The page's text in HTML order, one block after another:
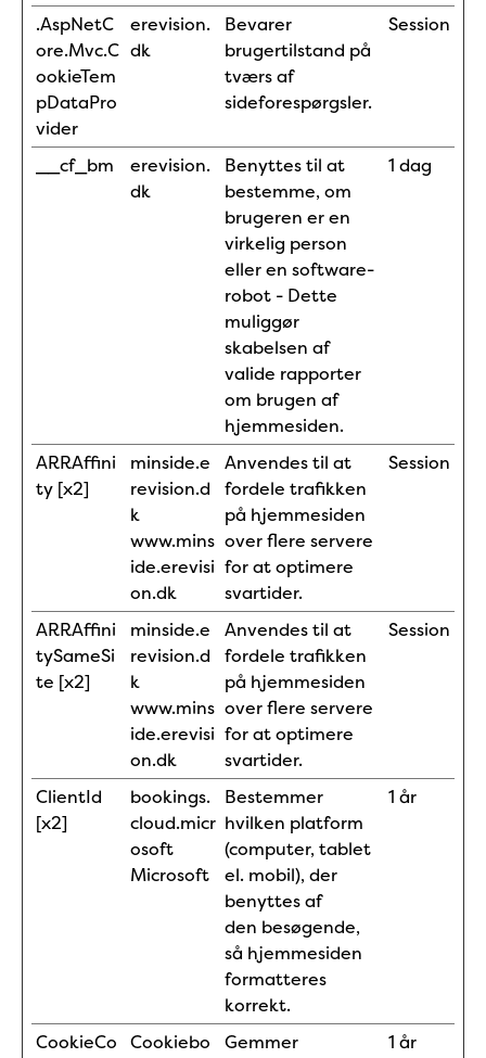
.AspNetC
ore.Mvc.C
ookieTem
pDataPro
vider
erevision.
dk
Bevarer
brugertilstand på
tværs af
sideforespørgsler.
Session
__cf_bm
erevision.
dk
Benyttes til at
bestemme, om
brugeren er en
virkelig person
eller en software-
robot - Dette
muliggør
skabelsen af
valide rapporter
om brugen af
hjemmesiden.
1 dag
ARRAffini
ty [x2]
minside.e
revision.d
k
www.mins
ide.erevisi
on.dk
Anvendes til at
fordele trafikken
på hjemmesiden
over flere servere
for at optimere
svartider.
Session
ARRAffini
tySameSi
te [x2]
minside.e
revision.d
k
www.mins
ide.erevisi
on.dk
Anvendes til at
fordele trafikken
på hjemmesiden
over flere servere
for at optimere
svartider.
Session
ClientId
[x2]
bookings.
cloud.micr
osoft
Microsoft
Bestemmer
hvilken platform
(computer, tablet
el. mobil), der
benyttes af
den besøgende,
så hjemmesiden
formatteres
korrekt.
1 år
CookieCo Cookiebo
Gemmer
1 år